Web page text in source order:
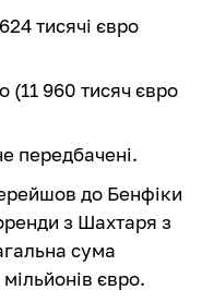
тисячі євро
(11 960 тисяч євро
передбачені.
до Бенфіки
з Шахтаря з
сума
євро.